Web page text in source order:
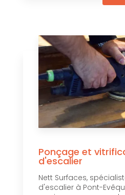
Ponçage et
d'escalier
Nett Surfaces,
d'escalier à Pont-